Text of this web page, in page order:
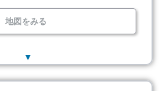
地図をみる
▼